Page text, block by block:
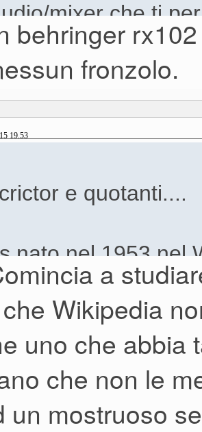
mixer che ti
assegnabili per
behringer
fronzolo.
19.53
e quotanti....
nato nel 1953 nel
e padre
fino al 1971.
1967 frequenta il
Nel 1974
e
a
Wikipedia
uno che abbia
che non le
un mostruoso